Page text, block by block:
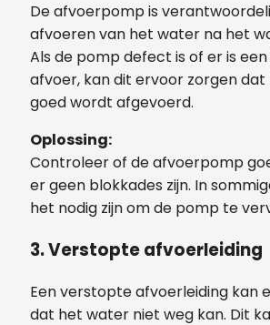
De afvoerpomp is
afvoeren van het water na het
Als de pomp defect is of er is
afvoer, kan dit ervoor zorgen
goed wordt afgevoerd.
Oplossing:
Controleer of de afvoerpomp
er geen blokkades zijn. In
het nodig zijn om de pomp te
3. Verstopte afvoerleiding
Een verstopte afvoerleiding kan
dat het water niet weg kan. Dit